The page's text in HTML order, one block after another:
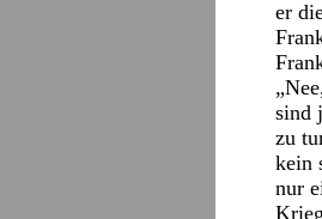
er
sind
zu
kein
nur